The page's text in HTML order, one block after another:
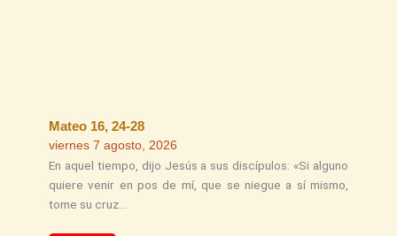
Mateo 16, 24-28
viernes 7 agosto, 2026
En aquel tiempo, dijo Jesús a sus discípulos: «Si alguno
quiere venir en pos de mí, que se niegue a sí mismo,
tome su cruz